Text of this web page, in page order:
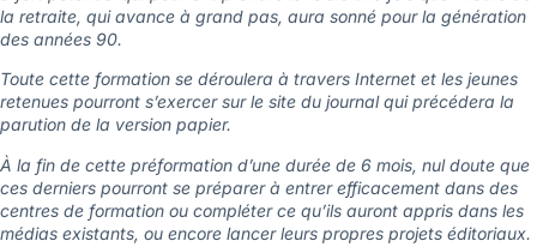
la retraite, qui avance à grand pas, aura sonné pour la génération
des années 90.
Toute cette formation se déroulera à travers Internet et les jeunes
retenues pourront s’exercer sur le site du journal qui précédera la
parution de la version papier.
À la fin de cette préformation d’une durée de 6 mois, nul doute que
ces derniers pourront se préparer à entrer efficacement dans des
centres de formation ou compléter ce qu’ils auront appris dans les
médias existants, ou encore lancer leurs propres projets éditoriaux.